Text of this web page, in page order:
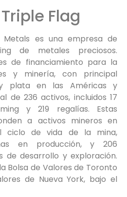
Flag
Metals es una empresa de
de metales preciosos.
de financiamiento para la
y minería, con principal
plata en las Américas y
de 236 activos, incluidos 17
y 219 regalías. Estas
a activos mineros en
ciclo de vida de la mina,
en producción, y 206
de desarrollo y exploración.
Bolsa de Valores de Toronto
de Nueva York, bajo el